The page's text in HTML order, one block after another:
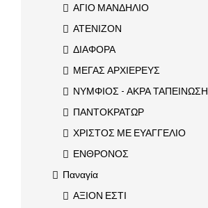
ΑΓΙΟ ΜΑΝΔΗΛΙΟ
ΑΤΕΝΙΖΟΝ
ΔΙΑΦΟΡΑ
ΜΕΓΑΣ ΑΡΧΙΕΡΕΥΣ
ΝΥΜΦΙΟΣ - ΑΚΡΑ ΤΑΠΕΙΝΩΣΗ
ΠΑΝΤΟΚΡΑΤΩΡ
ΧΡΙΣΤΟΣ ΜΕ ΕΥΑΓΓΕΛΙΟ
ΕΝΘΡΟΝΟΣ
Παναγία
ΑΞΙΟΝ ΕΣΤΙ